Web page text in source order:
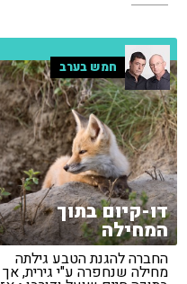
חמש בערב
דו-קיום בתוך
המחילה
החברה להגנת הטבע גילתה
מחילה שנחפרה ע"י גירית, אך